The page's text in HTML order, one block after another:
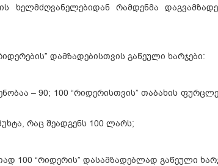
ხელმძღვანელებიდან რამდენმა
დამზადებისთვის გაწეული ხარჯები:
– 90; 100 “რიდერისთვის” თაბახის
რაც შეადგენს 100 ლარს;
100 “რიდერის” დასამზადებლად გაწეული